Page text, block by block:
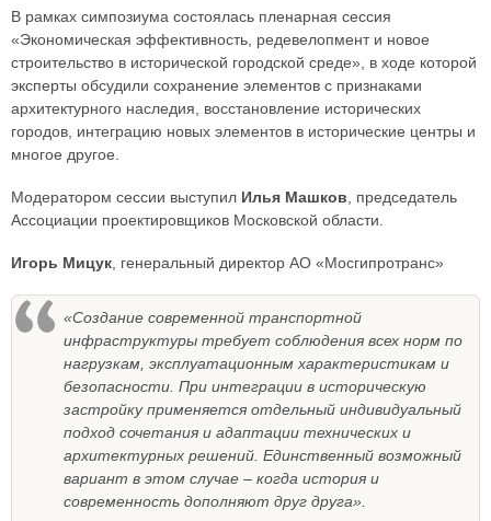
В рамках симпозиума состоялась пленарная сессия
«Экономическая эффективность, редевелопмент и новое
строительство в исторической городской среде», в ходе которой
эксперты обсудили сохранение элементов с признаками
архитектурного наследия, восстановление исторических
городов, интеграцию новых элементов в исторические центры и
многое другое.
Модератором сессии выступил Илья Машков, председатель
Ассоциации проектировщиков Московской области.
Игорь Мицук, генеральный директор АО «Мосгипротранс»
«Создание современной транспортной
инфраструктуры требует соблюдения всех норм по
нагрузкам, эксплуатационным характеристикам и
безопасности. При интеграции в историческую
застройку применяется отдельный индивидуальный
подход сочетания и адаптации технических и
архитектурных решений. Единственный возможный
вариант в этом случае – когда история и
современность дополняют друг друга».